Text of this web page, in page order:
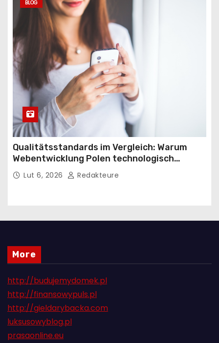
BLOG
Qualitätsstandards im Vergleich: Warum
Webentwicklung Polen technologisch
führend in Europa ist
Lut 6, 2026 Redakteure
More
http://budujemydomek.pl
http://finansowypuls.pl
http://gieldarybacka.com
luksusowyblog.pl
prasaonline.eu